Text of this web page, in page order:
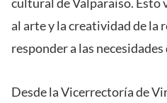
al arte y la creatividad de la
responder a las
Desde la Vicerrectoría de